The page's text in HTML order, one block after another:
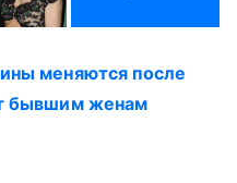
меняются после
бывшим женам